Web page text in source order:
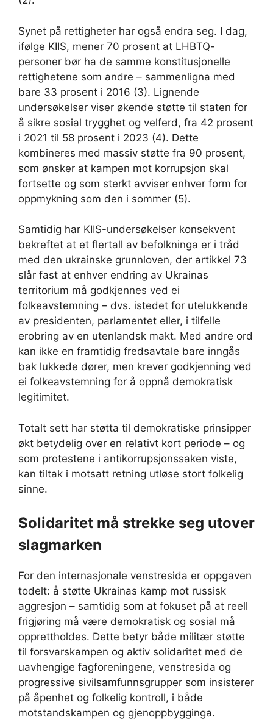
Synet på rettigheter har også endra seg. I dag,
ifølge KIIS, mener 70 prosent at LHBTQ-
personer bør ha de samme konstitusjonelle
rettighetene som andre – sammenligna med
bare 33 prosent i 2016 (3). Lignende
undersøkelser viser økende støtte til staten for
å sikre sosial trygghet og velferd, fra 42 prosent
i 2021 til 58 prosent i 2023 (4). Dette
kombineres med massiv støtte fra 90 prosent,
som ønsker at kampen mot korrupsjon skal
fortsette og som sterkt avviser enhver form for
oppmykning som den i sommer (5).
Samtidig har KIIS-undersøkelser konsekvent
bekreftet at et flertall av befolkninga er i tråd
med den ukrainske grunnloven, der artikkel 73
slår fast at enhver endring av Ukrainas
territorium må godkjennes ved ei
folkeavstemning – dvs. istedet for utelukkende
av presidenten, parlamentet eller, i tilfelle
erobring av en utenlandsk makt. Med andre ord
kan ikke en framtidig fredsavtale bare inngås
bak lukkede dører, men krever godkjenning ved
ei folkeavstemning for å oppnå demokratisk
legitimitet.
Totalt sett har støtta til demokratiske prinsipper
økt betydelig over en relativt kort periode – og
som protestene i antikorrupsjonssaken viste,
kan tiltak i motsatt retning utløse stort folkelig
sinne.
Solidaritet må strekke seg utover
slagmarken
For den internasjonale venstresida er oppgaven
todelt: å støtte Ukrainas kamp mot russisk
aggresjon – samtidig som at fokuset på at reell
frigjøring må være demokratisk og sosial må
opprettholdes. Dette betyr både militær støtte
til forsvarskampen og aktiv solidaritet med de
uavhengige fagforeningene, venstresida og
progressive sivilsamfunnsgrupper som insisterer
på åpenhet og folkelig kontroll, i både
motstandskampen og gjenoppbygginga.